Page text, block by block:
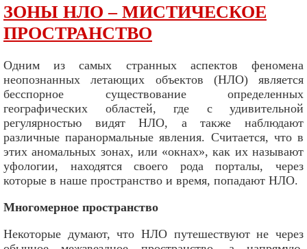
ЗОНЫ НЛО – МИСТИЧЕСКОЕ
ПРОСТРАНСТВО
Одним из самых странных аспектов феномена
неопознанных летающих объектов (НЛО) является
бесспорное существование определенных
географических областей, где с удивительной
регулярностью видят НЛО, а также наблюдают
различные паранормальные явления. Считается, что в
этих аномальных зонах, или «окнах», как их называют
уфологии, находятся своего рода порталы, через
которые в наше пространство и время, попадают НЛО.
Многомерное пространство
Некоторые думают, что НЛО путешествуют не через